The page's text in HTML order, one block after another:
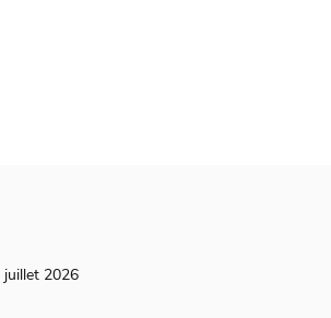
juillet 2026